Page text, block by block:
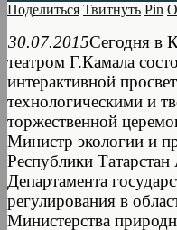
Поделиться Твитнуть Pin
30.07.2015Сегодня в
театром Г.Камала
интерактивной
технологическими и
торжественной
Министр экологии и
Республики
Департамента
регулирования в
Министерства